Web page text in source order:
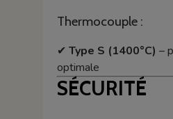
Thermocouple :
✔ Type S (1400°C) –
optimale
SÉCURITÉ